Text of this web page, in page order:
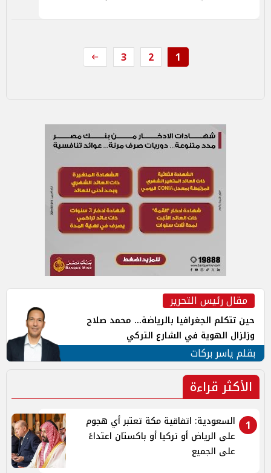
1
2
3
مقال رئيس التحرير
حين تتكلم الجغرافيا بالرياضة... محمد صلاح
وزلزال الهوية في الشارع التركي
بقلم ياسر بركات
الأكثر قراءة
1
السعودية: اتفاقية مكة تعتبر أي هجوم
على الرياض أو تركيا أو باكستان اعتداءً
على الجميع